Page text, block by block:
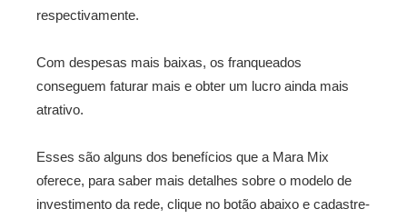
respectivamente.
Com despesas mais baixas, os franqueados
conseguem faturar mais e obter um lucro ainda mais
atrativo.
Esses são alguns dos benefícios que a Mara Mix
oferece, para saber mais detalhes sobre o modelo de
investimento da rede, clique no botão abaixo e cadastre-